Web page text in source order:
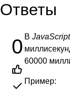
Ответы
0 В JavaScript
60000
Пример: